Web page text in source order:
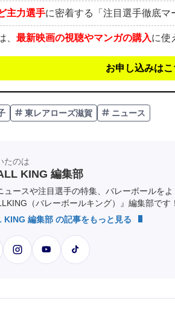
主力選手に密着する「注目選手徹底マ
、 最新映画の視聴やマンガの購入に使
お申し込みはこ
東レアローズ滋賀 ニュース
たのは
KING 編集部
ュースや注目選手の特集、バレーボールを
（バレーボールキング）』編集部です！
編集部 の記事をもっと見る